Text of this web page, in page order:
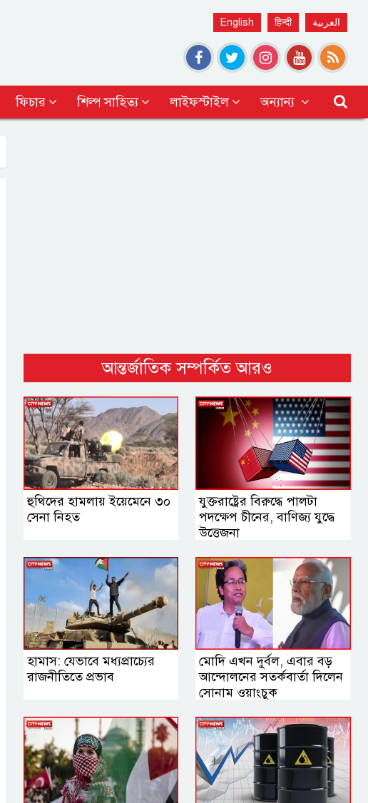
English हिन्दी العربية
ফিচার শিল্প সাহিত্য লাইফস্টাইল অন্যান্য
আন্তর্জাতিক সম্পর্কিত আরও
হুথিদের হামলায় ইয়েমেনে ৩০
সেনা নিহত
যুক্তরাষ্ট্রের বিরুদ্ধে পালটা
পদক্ষেপ চীনের, বাণিজ্য যুদ্ধে
‍উত্তেজনা
হামাস: যেভাবে মধ্যপ্রাচ্যের
রাজনীতিতে প্রভাব
মোদি এখন দুর্বল, এবার বড়
আন্দোলনের সতর্কবার্তা দিলেন
সোনাম ওয়াংচুক